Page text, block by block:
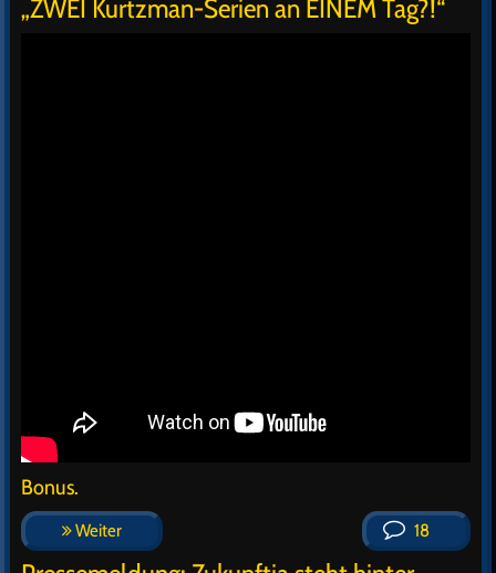
„ZWEI Kurtzman-Serien an EINEM Tag?!“
Bonus.
Weiter 18